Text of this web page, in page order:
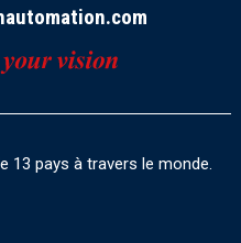
13 pays à travers le monde.